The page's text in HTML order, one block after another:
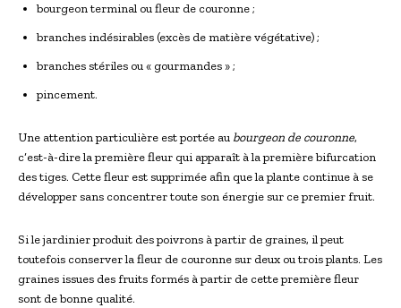
bourgeon terminal ou fleur de couronne ;
branches indésirables (excès de matière végétative) ;
branches stériles ou « gourmandes » ;
pincement.
Une attention particulière est portée au bourgeon de couronne,
c’est-à-dire la première fleur qui apparaît à la première bifurcation
des tiges. Cette fleur est supprimée afin que la plante continue à se
développer sans concentrer toute son énergie sur ce premier fruit.
Si le jardinier produit des poivrons à partir de graines, il peut
toutefois conserver la fleur de couronne sur deux ou trois plants. Les
graines issues des fruits formés à partir de cette première fleur
sont de bonne qualité.